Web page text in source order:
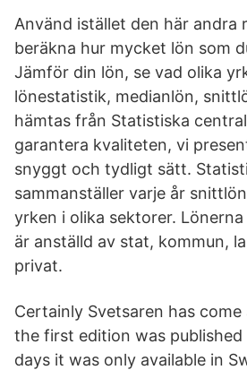
Använd istället den här andra
beräkna hur mycket lön som
Jämför din lön, se vad olika
lönestatistik, medianlön,
hämtas från Statistiska
garantera kvaliteten, vi
snyggt och tydligt sätt.
sammanställer varje år
yrken i olika sektorer.
är anställd av stat, kommun,
privat.
Certainly Svetsaren has
the first edition was published
days it was only available in